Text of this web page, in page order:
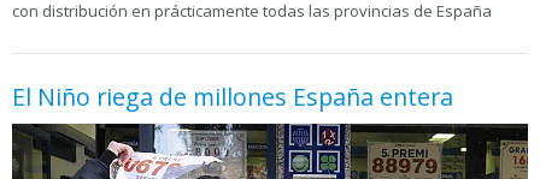
con distribución en prácticamente todas las provincias de España
El Niño riega de millones España entera